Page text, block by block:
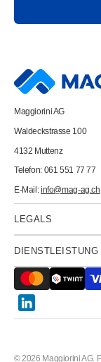
mini
Farbstiften
11,5x16,5cm
mini
Maggiorini AG
Waldeckstrasse 100
4132 Muttenz
Telefon: 061 551 77 77
E-Mail:info@mag-ag.ch
LEGALS
DIENSTLEISTUNG
Twitter
© 2026 Maggiorini AG.